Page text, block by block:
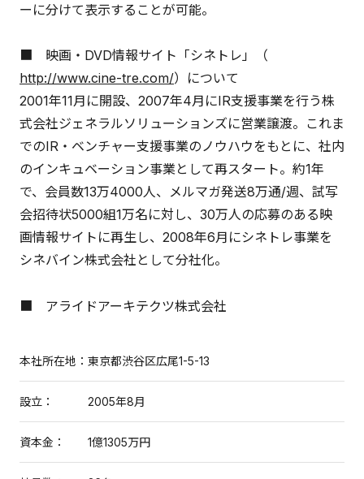
ーに分けて表示することが可能。
■ 映画・DVD情報サイト「シネトレ」（
http://www.cine-tre.com/）について
2001年11月に開設、2007年4月にIR支援事業を行う株
式会社ジェネラルソリューションズに営業譲渡。これま
でのIR・ベンチャー支援事業のノウハウをもとに、社内
のインキュベーション事業として再スタート。約1年
で、会員数13万4000人、メルマガ発送8万通/週、試写
会招待状5000組1万名に対し、30万人の応募のある映
画情報サイトに再生し、2008年6月にシネトレ事業を
シネバイン株式会社として分社化。
■ アライドアーキテクツ株式会社
本社所在地： 東京都渋谷区広尾1-5-13
設立： 2005年8月
資本金： 1億1305万円